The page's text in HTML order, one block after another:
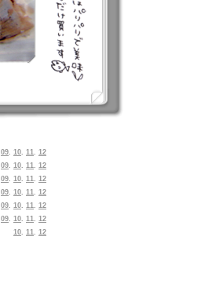
09. 10. 11. 12
09. 10. 11. 12
09. 10. 11. 12
09. 10. 11. 12
09. 10. 11. 12
09. 10. 11. 12
10. 11. 12